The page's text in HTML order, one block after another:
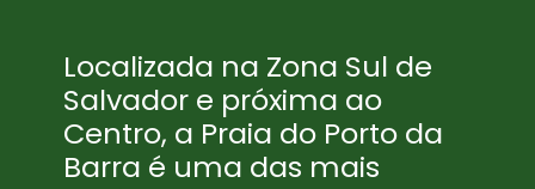
Localizada na Zona Sul de
Salvador e próxima ao
Centro, a Praia do Porto da
Barra é uma das mais